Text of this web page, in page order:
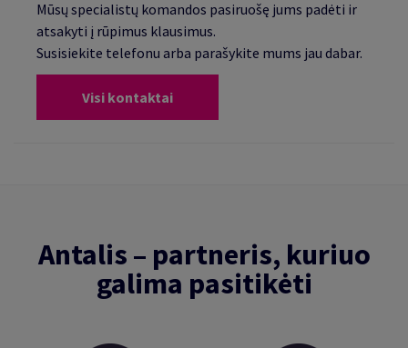
Mūsų specialistų komandos pasiruošę jums padėti ir
atsakyti į rūpimus klausimus.
Susisiekite telefonu arba parašykite mums jau dabar.
Visi kontaktai
Antalis – partneris, kuriuo
galima pasitikėti